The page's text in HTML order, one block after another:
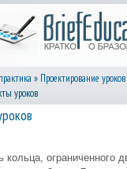
» Проектирование
уроков
ограниченного